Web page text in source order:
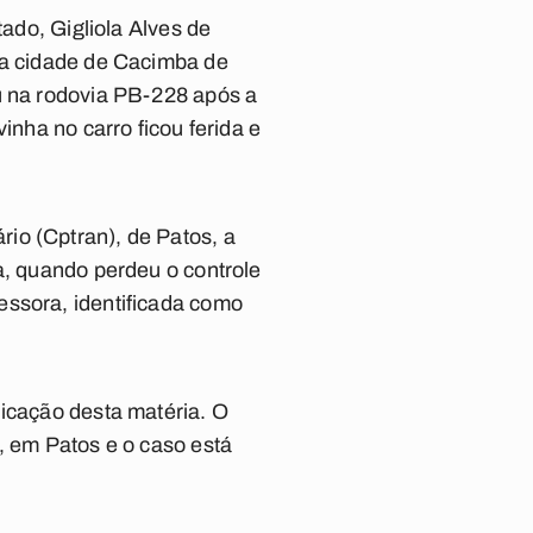
Gigliola Alves de
cidade de Cacimba de
rodovia PB-228 após a
no carro ficou ferida e
(Cptran), de Patos, a
quando perdeu o controle
identificada como
desta matéria. O
Patos e o caso está